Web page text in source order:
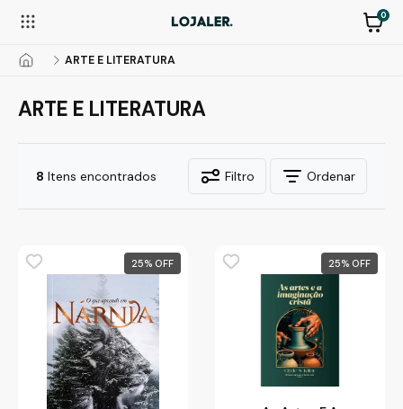
0
ARTE E LITERATURA
ARTE E LITERATURA
8 Itens encontrados Filtro Ordenar
25% 25%